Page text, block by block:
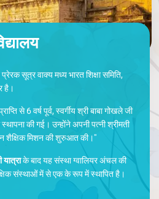
सूत्र वाक्य मध्य भारत शिक्षा समिति,
है।
से 6 वर्ष पूर्व, स्वर्गीय श्री बाबा गोखले जी
स्थापना की गई। उन्होंने अपनी पत्नी श्रीमती
शैक्षिक मिशन की शुरुआत की।"
यात्राके बाद यह संस्था ग्वालियर अंचल की
संस्थाओं में से एक के रूप में स्थापित है।